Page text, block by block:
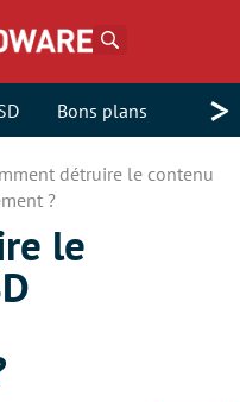
Bons plans >
détruire le contenu
?
le